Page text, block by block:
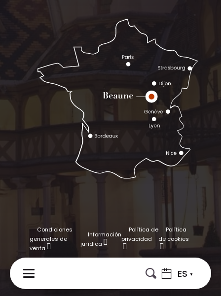
ES
Condiciones
generales de
venta
Información
jurídica
Política de
privacidad
Política
de cookies